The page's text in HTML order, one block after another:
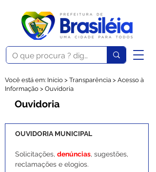
Você está em: Início > Transparência > Acesso à
Informação > Ouvidoria
Ouvidoria
OUVIDORIA MUNICIPAL
Solicitações, denúncias, sugestões,
reclamações e elogios.